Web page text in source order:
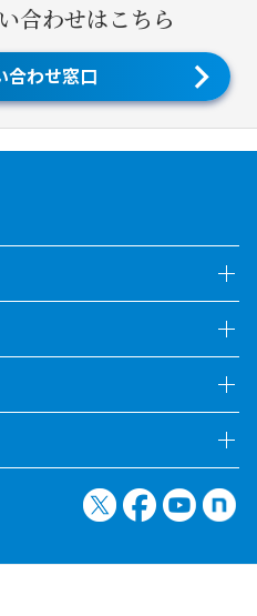
合わせはこちら
合わせ窓口
X（旧Twitter）
Facebook